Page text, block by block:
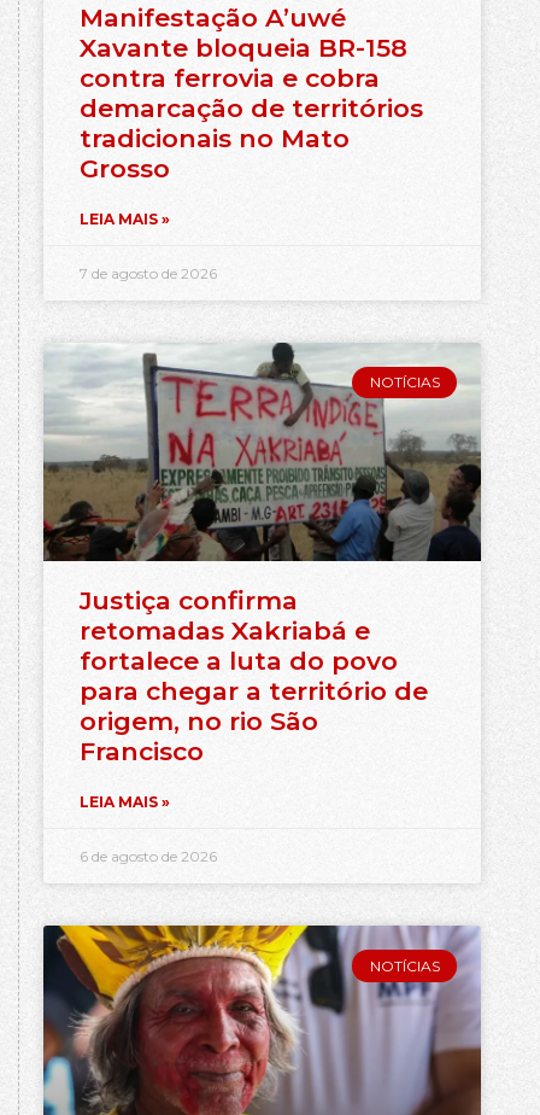
Manifestação A’uwé
Xavante bloqueia BR-158
contra ferrovia e cobra
demarcação de territórios
tradicionais no Mato
Grosso
LEIA MAIS »
7 de agosto de 2026
NOTÍCIAS
Justiça confirma
retomadas Xakriabá e
fortalece a luta do povo
para chegar a território de
origem, no rio São
Francisco
LEIA MAIS »
6 de agosto de 2026
NOTÍCIAS